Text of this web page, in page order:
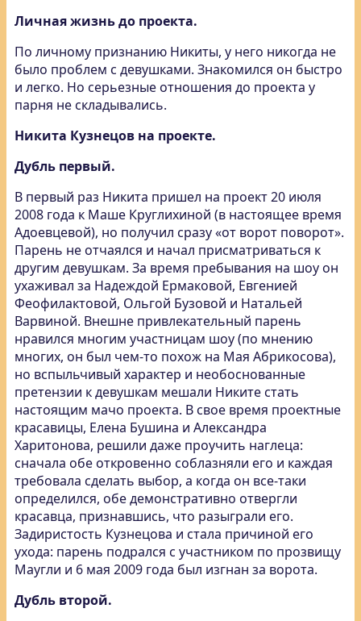
Личная жизнь до проекта.
По личному признанию Никиты, у него никогда не
было проблем с девушками. Знакомился он быстро
и легко. Но серьезные отношения до проекта у
парня не складывались.
Никита Кузнецов на проекте.
Дубль первый.
В первый раз Никита пришел на проект 20 июля
2008 года к Маше Круглихиной (в настоящее время
Адоевцевой), но получил сразу «от ворот поворот».
Парень не отчаялся и начал присматриваться к
другим девушкам. За время пребывания на шоу он
ухаживал за Надеждой Ермаковой, Евгенией
Феофилактовой, Ольгой Бузовой и Натальей
Варвиной. Внешне привлекательный парень
нравился многим участницам шоу (по мнению
многих, он был чем-то похож на Мая Абрикосова),
но вспыльчивый характер и необоснованные
претензии к девушкам мешали Никите стать
настоящим мачо проекта. В свое время проектные
красавицы, Елена Бушина и Александра
Харитонова, решили даже проучить наглеца:
сначала обе откровенно соблазняли его и каждая
требовала сделать выбор, а когда он все-таки
определился, обе демонстративно отвергли
красавца, признавшись, что разыграли его.
Задиристость Кузнецова и стала причиной его
ухода: парень подрался с участником по прозвищу
Маугли и 6 мая 2009 года был изгнан за ворота.
Дубль второй.